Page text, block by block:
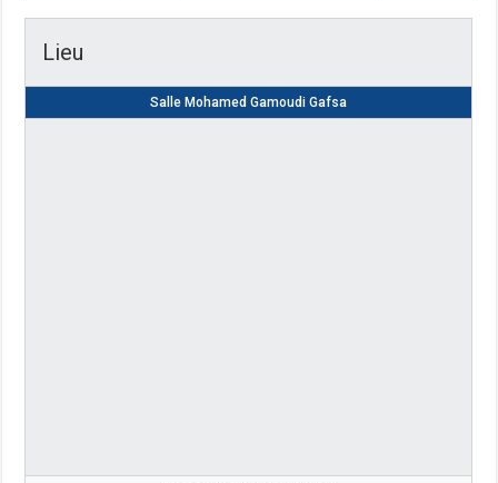
Lieu
Salle Mohamed Gamoudi Gafsa